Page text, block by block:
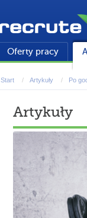
Oferty pracy
Start Artykuły Po
Artykuły